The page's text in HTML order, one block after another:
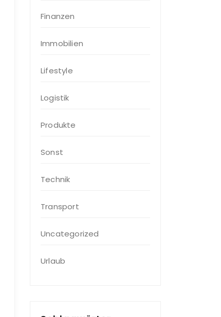
Finanzen
Immobilien
Lifestyle
Logistik
Produkte
Sonst
Technik
Transport
Uncategorized
Urlaub